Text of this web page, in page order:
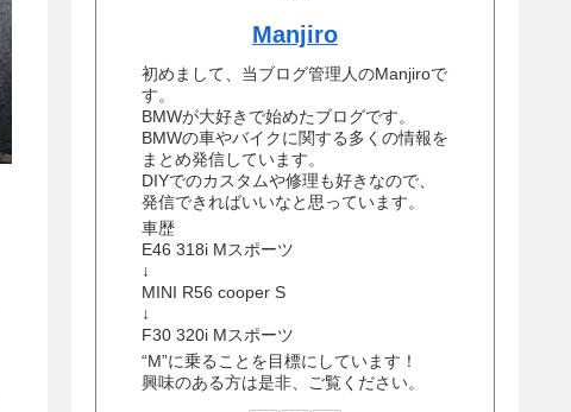
Manjiro
初めまして、当ブログ管理人のManjiroで
す。
BMWが大好きで始めたブログです。
BMWの車やバイクに関する多くの情報を
まとめ発信しています。
DIYでのカスタムや修理も好きなので、
発信できればいいなと思っています。
車歴
E46 318i Mスポーツ
↓
MINI R56 cooper S
↓
F30 320i Mスポーツ
“M”に乗ることを目標にしています！
興味のある方は是非、ご覧ください。